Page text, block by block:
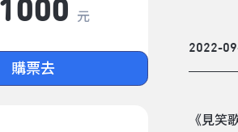
元
購票去
2022-
《見笑